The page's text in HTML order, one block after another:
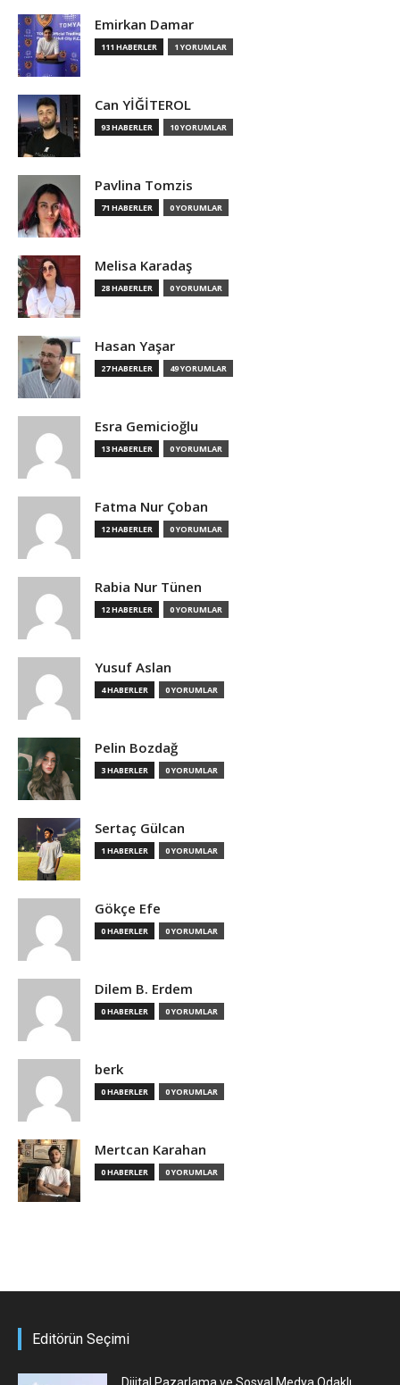
Emirkan Damar
111 HABERLER 1 YORUMLAR
Can YİĞİTEROL
93 HABERLER 10 YORUMLAR
Pavlina Tomzis
71 HABERLER 0 YORUMLAR
Melisa Karadaş
28 HABERLER 0 YORUMLAR
Hasan Yaşar
27 HABERLER 49 YORUMLAR
Esra Gemicioğlu
13 HABERLER 0 YORUMLAR
Fatma Nur Çoban
12 HABERLER 0 YORUMLAR
Rabia Nur Tünen
12 HABERLER 0 YORUMLAR
Yusuf Aslan
4 HABERLER 0 YORUMLAR
Pelin Bozdağ
3 HABERLER 0 YORUMLAR
Sertaç Gülcan
1 HABERLER 0 YORUMLAR
Gökçe Efe
0 HABERLER 0 YORUMLAR
Dilem B. Erdem
0 HABERLER 0 YORUMLAR
berk
0 HABERLER 0 YORUMLAR
Mertcan Karahan
0 HABERLER 0 YORUMLAR
Editörün Seçimi